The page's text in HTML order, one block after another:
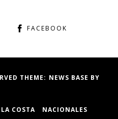
FACEBOOK
THEME: NEWS BASE BY
LA COSTA
NACIONALES